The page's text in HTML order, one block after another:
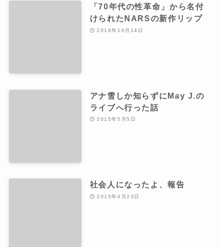
「70年代の性革命」から名付
けられたNARSの新作リップ
2016年10月14日
アナ雪しか知らずにMay J.の
ライブへ行った話
2015年5月5日
社会人になったよ、報告
2015年4月23日